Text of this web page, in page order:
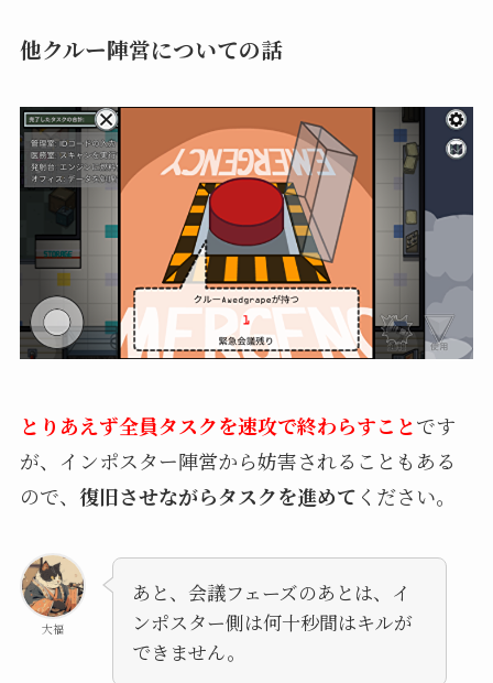
他クルー陣営についての話
とりあえず全員タスクを速攻で終わらすことです
が、インポスター陣営から妨害されることもある
ので、 復旧させながらタスクを進めて ください。
大福
あと、会議フェーズのあとは、イ
ンポスター側は何十秒間はキルが
できません。